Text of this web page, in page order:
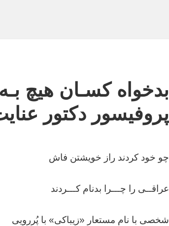
بدخواه کسـان هیچ
پروفیسور دکتور
چو خود کردند راز خویشتن فاش
عراقــی را چـــرا بدنام کـــردند
شخصی با نام مستعار «زیباکی» با پُررویی